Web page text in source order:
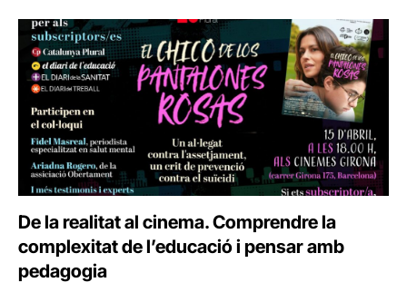
De la realitat al cinema. Comprendre la
complexitat de l’educació i pensar amb
pedagogia